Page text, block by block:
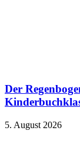
Der
5. August 2026